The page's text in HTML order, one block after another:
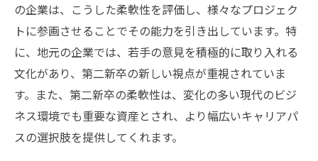
の企業は、こうした柔軟性を評価し、様々なプロジェク
トに参画させることでその能力を引き出しています。特
に、地元の企業では、若手の意見を積極的に取り入れる
文化があり、第二新卒の新しい視点が重視されていま
す。また、第二新卒の柔軟性は、変化の多い現代のビジ
ネス環境でも重要な資産とされ、より幅広いキャリアパ
スの選択肢を提供してくれます。